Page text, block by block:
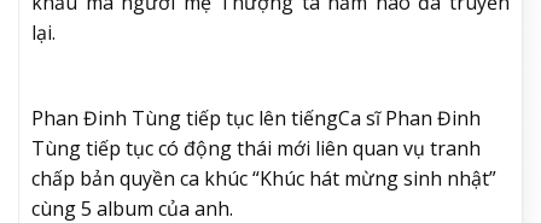
lại.
Phan Đinh Tùng tiếp tục lên tiếngCa sĩ Phan Đinh
Tùng tiếp tục có động thái mới liên quan vụ tranh
chấp bản quyền ca khúc “Khúc hát mừng sinh nhật”
cùng 5 album của anh.